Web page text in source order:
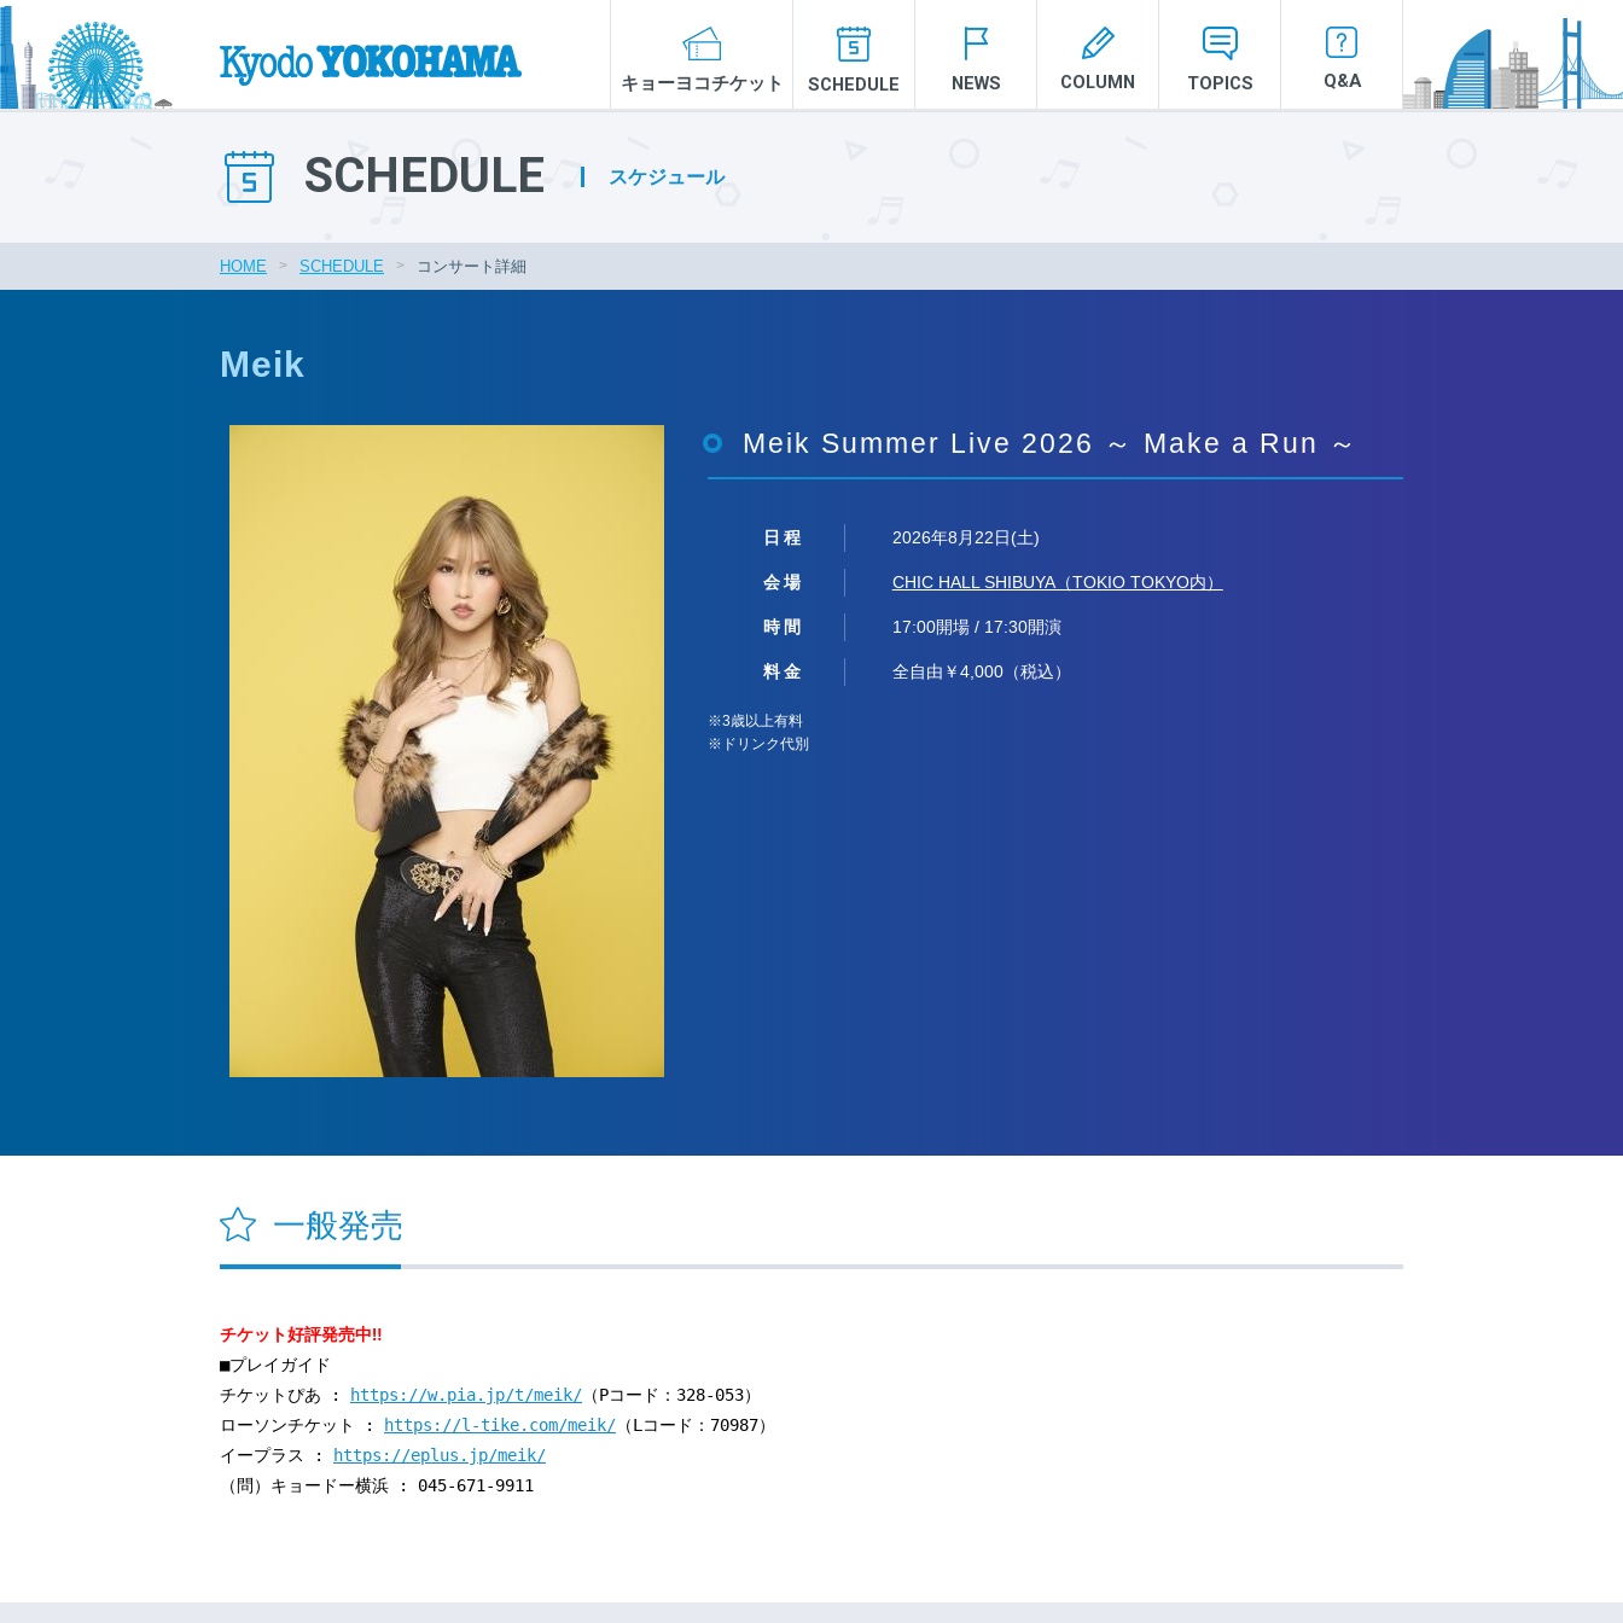
キョーヨコチケット SCHEDULE NEWS COLUMN TOPICS Q&A
SCHEDULE スケジュール
HOME SCHEDULE コンサート詳細
Meik
Meik Summer Live 2026 ～ Make a Run ～
日程 2026年8月22日(土)
会場 CHIC HALL SHIBUYA（TOKIO TOKYO内）
時間 17:00開場 / 17:30開演
料金 全自由￥4,000（税込）
※3歳以上有料
※ドリンク代別
一般発売
チケット好評発売中‼
■プレイガイド
チケットぴあ :
https://w.pia.jp/t/meik/ （Pコード：328-053）
ローソンチケット :
https://l-tike.com/meik/ （Lコード：70987）
イープラス :
https://eplus.jp/meik/
（問）キョードー横浜 : 045-671-9911